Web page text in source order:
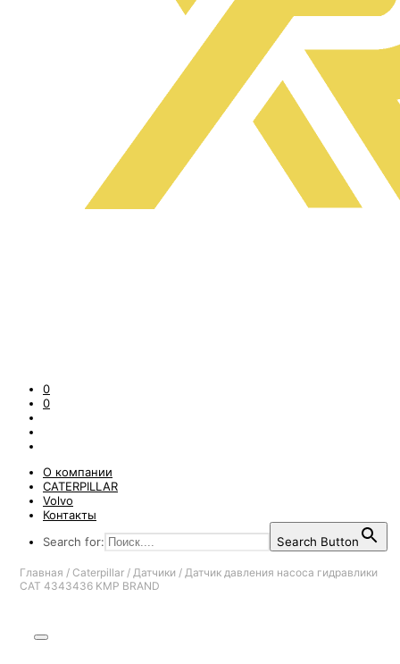
0
0
О компании
CATERPILLAR
Volvo
Контакты
Search for:
Search Button
Главная / Caterpillar / Датчики / Датчик давления насоса гидравлики
CAT 4343436 KMP BRAND